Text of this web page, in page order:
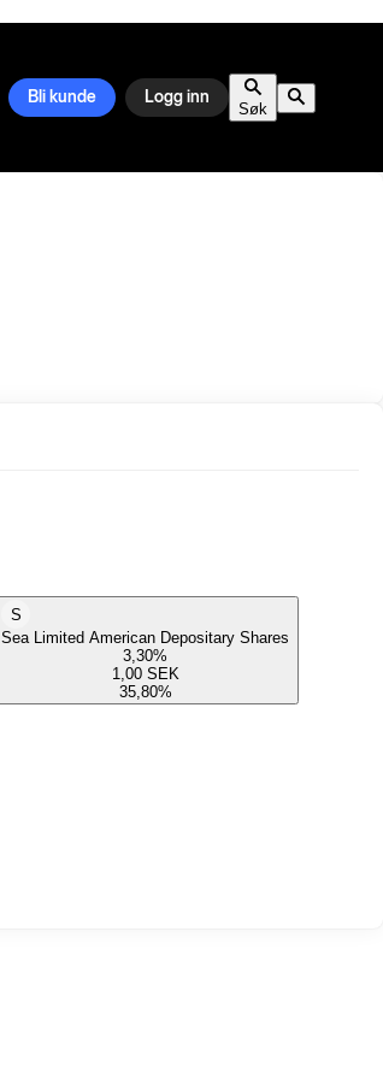
Bli kunde Logg inn
Søk
S
Sea Limited American Depositary Shares
3,30%
1,00 SEK
35,80%